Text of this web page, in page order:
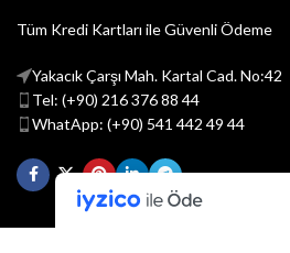
Tüm Kredi Kartları ile Güvenli Ödeme
Yakacık Çarşı Mah. Kartal Cad. No:42
Tel: (+90) 216 376 88 44
WhatApp: (+90) 541 442 49 44